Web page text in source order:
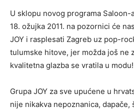
U sklopu novog programa Saloon-
18. ožujka 2011. na pozornici će
JOY i rasplesati Zagreb uz pop-
tulumske hitove, jer možda još ne
kvalitetna glazba se vratila u modu!
Grupa JOY za sve upućene u
nije nikakva nepoznanica,